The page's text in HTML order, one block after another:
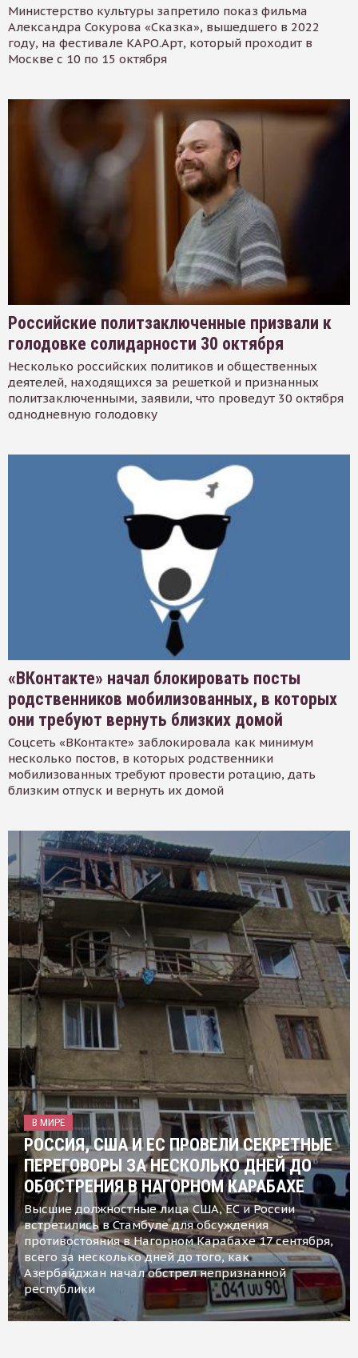
Министерство культуры запретило показ фильма
Александра Сокурова «Сказка», вышедшего в 2022
году, на фестивале КАРО.Арт, который проходит в
Москве с 10 по 15 октября
Российские политзаключенные призвали к
голодовке солидарности 30 октября
Несколько российских политиков и общественных
деятелей, находящихся за решеткой и признанных
политзаключенными, заявили, что проведут 30 октября
однодневную голодовку
«ВКонтакте» начал блокировать посты
родственников мобилизованных, в которых
они требуют вернуть близких домой
Соцсеть «ВКонтакте» заблокировала как минимум
несколько постов, в которых родственники
мобилизованных требуют провести ротацию, дать
близким отпуск и вернуть их домой
В МИРЕ
РОССИЯ, США И ЕС ПРОВЕЛИ СЕКРЕТНЫЕ
ПЕРЕГОВОРЫ ЗА НЕСКОЛЬКО ДНЕЙ ДО
ОБОСТРЕНИЯ В НАГОРНОМ КАРАБАХЕ
Высшие должностные лица США, ЕС и России
встретились в Стамбуле для обсуждения
противостояния в Нагорном Карабахе 17 сентября,
всего за несколько дней до того, как
Азербайджан начал обстрел непризнанной
республики